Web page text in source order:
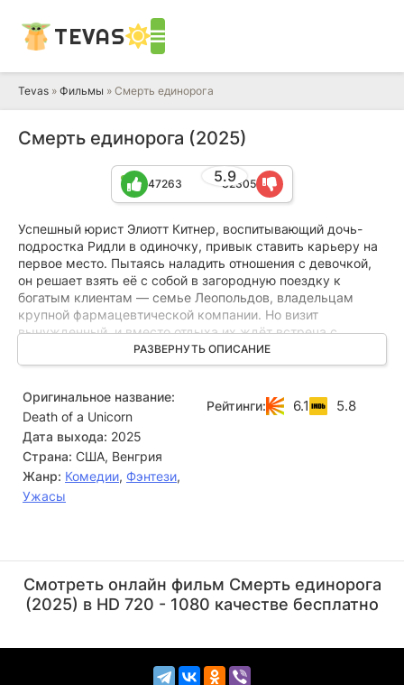
TEVAS
Tevas » Фильмы » Смерть единорога
Смерть единорога (2025)
5.9
47263 32305
Успешный юрист Элиотт Китнер, воспитывающий дочь-
подростка Ридли в одиночку, привык ставить карьеру на
первое место. Пытаясь наладить отношения с девочкой,
он решает взять её с собой в загородную поездку к
богатым клиентам — семье Леопольдов, владельцам
крупной фармацевтической компании. Но визит
вынужденный, и вместо отдыха их ждёт встреча с
загадочным поместьем и его опасными секретами.
аллергии, отвлекается от управления и случайно сбивает
насмерть небольшое существо. Это оказывается
молодым единорогом, чья кровь и плоть обладают
волшебными целительными свойствами от всех болезней.
Не подозревая о последствиях, Леопольды забирают тело
для своих нужд, не догадываясь, что родители жеребёнка
уже готовят жестокое возмездие всем, кто причастен к
РАЗВЕРНУТЬ ОПИСАНИЕ
Оригинальное название:
Death of a Unicorn
Дата выхода: 2025
Страна: США, Венгрия
Жанр: Комедии, Фэнтези,
Ужасы
Рейтинги: 6.1 5.8
(Elliot)
(Odell)
Смотреть онлайн фильм Смерть единорога
(2025) в HD 720 - 1080 качестве бесплатно